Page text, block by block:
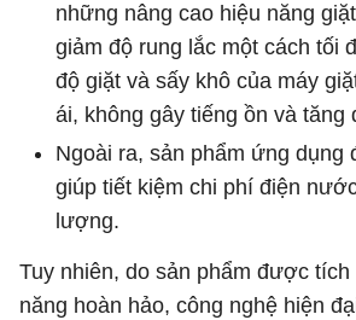
những nâng cao hiệu năng
giảm độ rung lắc một cách tối
độ giặt và sấy khô của máy
ái, không gây tiếng ồn và tăng
Ngoài ra, sản phẩm ứng dụng
giúp tiết kiệm chi phí điện
lượng.
Tuy nhiên, do sản phẩm được
năng hoàn hảo, công nghệ hiện